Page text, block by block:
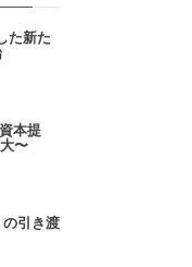
た新た
本提
〜
引き渡